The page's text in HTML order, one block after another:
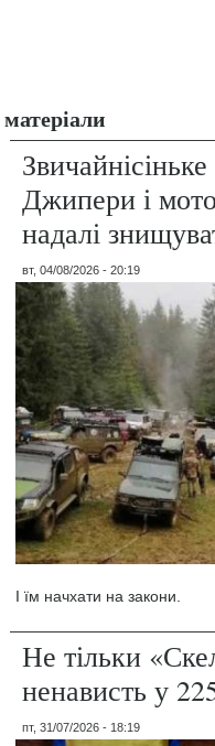
матеріали
Джипери і
надалі
вт, 04/08/2026 - 20:19
І їм начхати на закони.
Не тільки
ненависть у
пт, 31/07/2026 - 18:19